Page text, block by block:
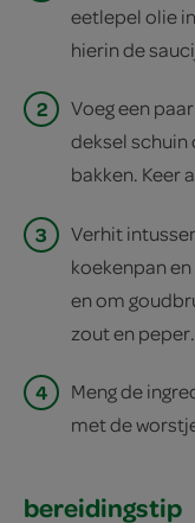
eetlepel olie
hierin de
2
Voeg een
deksel
bakken. Keer
3
Verhit
koekenpan
en om
zout en peper.
4
Meng de
met de
bereidingstip